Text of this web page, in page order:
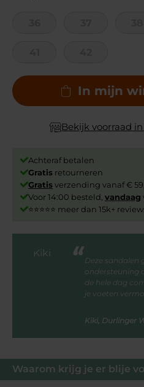
Waarom krijg je er blije
In mijn
Bekijk voorraad
Achteraf betalen
Gratis retourneren
Gratisverzending vanaf €
Voor 14:00 besteld, vandaag
⭐⭐⭐⭐⭐ meer dan 15k+
Deze sandalen
ondersteuning
de hele dag
je voeten
Kiki, Durlinger